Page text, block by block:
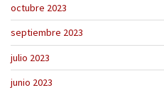
octubre 2023
septiembre 2023
julio 2023
junio 2023